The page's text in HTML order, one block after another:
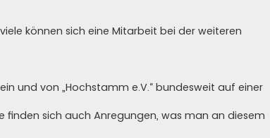
können sich eine Mitarbeit bei der weiteren
und von „Hochstamm e.V.“ bundesweit auf einer
finden sich auch Anregungen, was man an diesem